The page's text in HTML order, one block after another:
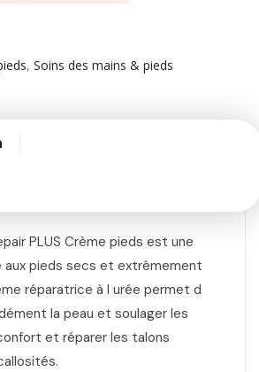
, Soins des mains & pieds
PLUS Crème pieds est une
pieds secs et extrêmement
réparatrice à l urée permet d
la peau et soulager les
et réparer les talons